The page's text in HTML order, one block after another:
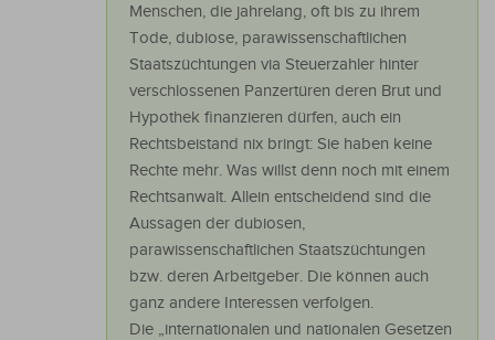
Menschen, die jahrelang, oft bis zu ihrem
Tode, dubiose, parawissenschaftlichen
Staatszüchtungen via Steuerzahler hinter
verschlossenen Panzertüren deren Brut und
Hypothek finanzieren dürfen, auch ein
Rechtsbeistand nix bringt: Sie haben keine
Rechte mehr. Was willst denn noch mit einem
Rechtsanwalt. Allein entscheidend sind die
Aussagen der dubiosen,
parawissenschaftlichen Staatszüchtungen
bzw. deren Arbeitgeber. Die können auch
ganz andere Interessen verfolgen.
Die „internationalen und nationalen Gesetzen